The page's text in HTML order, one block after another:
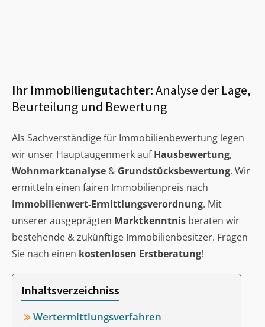
Ihr Immobiliengutachter:Analyse der Lage,
Beurteilung und Bewertung
Als Sachverständige für Immobilienbewertung legen
wir unser Hauptaugenmerk aufHausbewertung,
Wohnmarktanalyse & Grundstücksbewertung. Wir
ermitteln einen fairen Immobilienpreis nach
Immobilienwert-Ermittlungsverordnung. Mit
unserer ausgeprägten Marktkenntnis beraten wir
bestehende & zukünftige Immobilienbesitzer. Fragen
Sie nach einen kostenlosen Erstberatung!
Inhaltsverzeichniss
Wertermittlungsverfahren